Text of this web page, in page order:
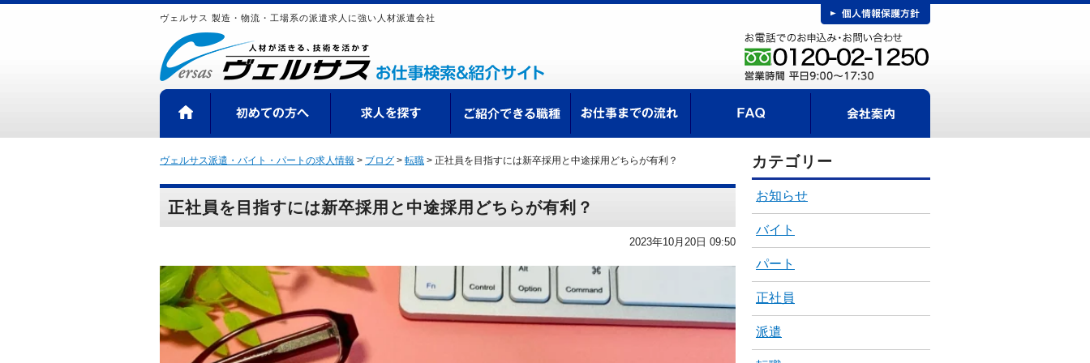
ヴェルサス 製造・物流・工場系の派遣求人に強い人材派遣会社
ヴェルサス派遣・バイト・パートの求人情報 > ブログ > 転職 > 正社員を目指すには新卒採用と中途採用どちらが有利？
正社員を目指すには新卒採用と中途採用どちらが有利？
2023年10月20日 09:50
カテゴリー
お知らせ
バイト
パート
正社員
派遣